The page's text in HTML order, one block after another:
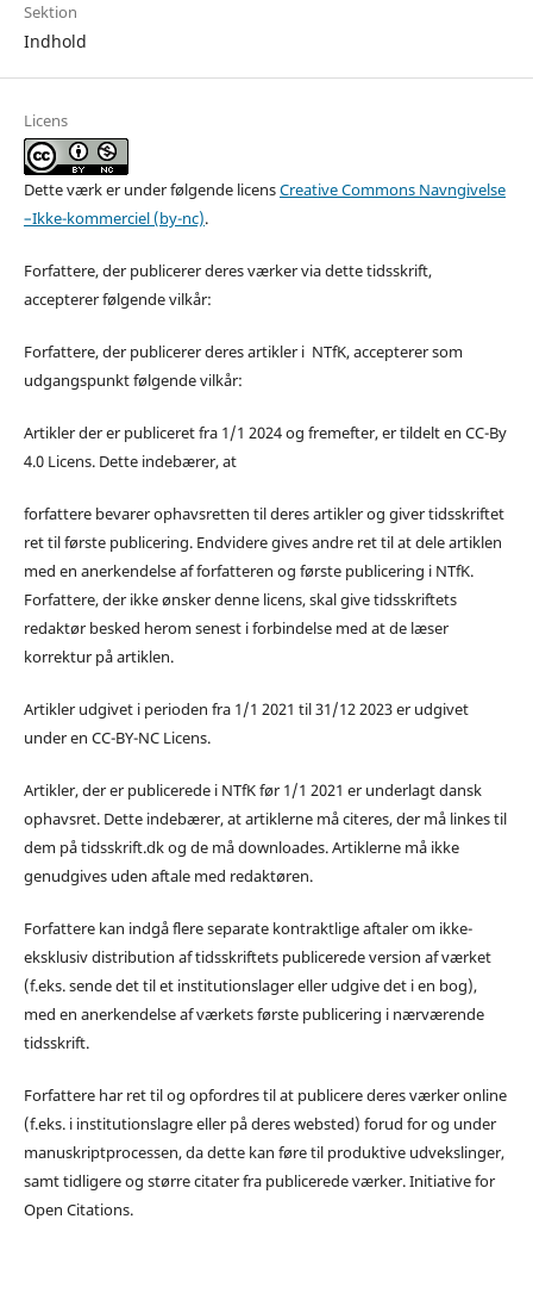
Sektion
Indhold
Licens
Dette værk er under følgende licensCreative Commons Navngivelse
–Ikke-kommerciel (by-nc).
Forfattere, der publicerer deres værker via dette tidsskrift,
accepterer følgende vilkår:
Forfattere, der publicerer deres artikler i NTfK, accepterer som
udgangspunkt følgende vilkår:
Artikler der er publiceret fra 1/1 2024 og fremefter, er tildelt en CC-By
4.0 Licens. Dette indebærer, at
forfattere bevarer ophavsretten til deres artikler og giver tidsskriftet
ret til første publicering. Endvidere gives andre ret til at dele artiklen
med en anerkendelse af forfatteren og første publicering i NTfK.
Forfattere, der ikke ønsker denne licens, skal give tidsskriftets
redaktør besked herom senest i forbindelse med at de læser
korrektur på artiklen.
Artikler udgivet i perioden fra 1/1 2021 til 31/12 2023 er udgivet
under en CC-BY-NC Licens.
Artikler, der er publicerede i NTfK før 1/1 2021 er underlagt dansk
ophavsret. Dette indebærer, at artiklerne må citeres, der må linkes til
dem på tidsskrift.dk og de må downloades. Artiklerne må ikke
genudgives uden aftale med redaktøren.
Forfattere kan indgå flere separate kontraktlige aftaler om ikke-
eksklusiv distribution af tidsskriftets publicerede version af værket
(f.eks. sende det til et institutionslager eller udgive det i en bog),
med en anerkendelse af værkets første publicering i nærværende
tidsskrift.
Forfattere har ret til og opfordres til at publicere deres værker online
(f.eks. i institutionslagre eller på deres websted) forud for og under
manuskriptprocessen, da dette kan føre til produktive udvekslinger,
samt tidligere og større citater fra publicerede værker. Initiative for
Open Citations.